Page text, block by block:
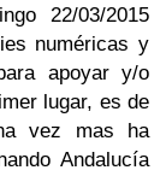
22/03/2015
numéricas y
apoyar y/o
lugar, es de
vez mas ha
Andalucía